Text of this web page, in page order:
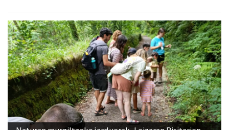
Naturan murgiltzeko jarduerak, Leizaran Bisitarien
Etxearen eskutik